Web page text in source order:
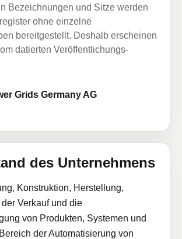
Bezeichnungen und Sitze werden
ohne einzelne
bereitgestellt. Deshalb erscheinen
datierten Veröffentlichungs-
Grids Germany AG
des Unternehmens
Konstruktion, Herstellung,
Verkauf und die
von Produkten, Systemen und
der Automatisierung von